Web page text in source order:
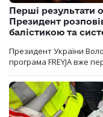
Перші результати
Президент
балістикою та
Президент України
програма FREYJA вже